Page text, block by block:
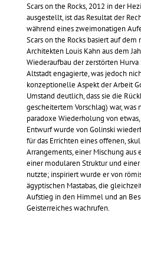
Scars on the Rocks, 2012 in der
ausgestellt, ist das Resultat der
während eines zweimonatigen
Scars on the Rocks basiert auf
Architekten Louis Kahn aus dem
Wiederaufbau der zerstörten
Altstadt engagierte, was jedoch
konzeptionelle Aspekt der Arbeit
Umstand deutlich, dass sie die
gescheitertem Vorschlag) war,
paradoxe Wiederholung von
Entwurf wurde von Golinski
für das Errichten eines offenen,
Arrangements, einer Mischung
einer modularen Struktur und
nutzte; inspiriert wurde er von
ägyptischen Mastabas, die
Aufstieg in den Himmel und an
Geisterreiches wachrufen.